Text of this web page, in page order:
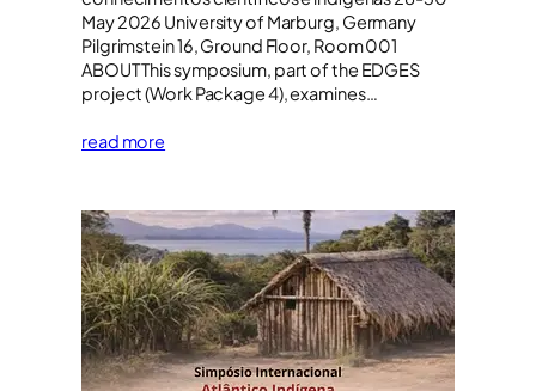
May 2026 University of Marburg, Germany
Pilgrimstein 16, Ground Floor, Room 001
ABOUT This symposium, part of the EDGES
project (Work Package 4), examines…
read more